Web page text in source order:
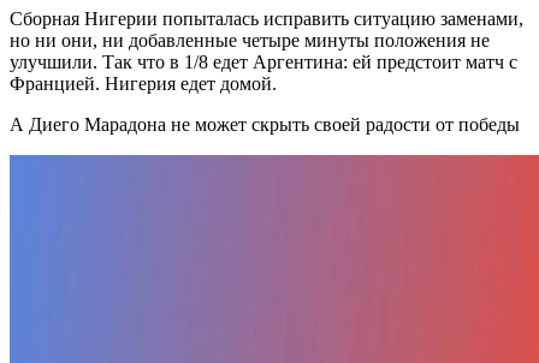
Сборная Нигерии попыталась исправить ситуацию заменами,
но ни они, ни добавленные четыре минуты положения не
улучшили. Так что в 1/8 едет Аргентина: ей предстоит матч с
Францией. Нигерия едет домой.
А Диего Марадона не может скрыть своей радости от победы